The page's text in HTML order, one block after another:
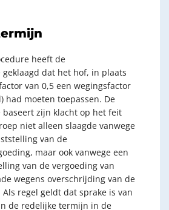
heeft de
dat het hof, in plaats
van 0,5 een wegingsfactor
had moeten toepassen. De
baseert zijn klacht op het feit
niet alleen slaagde vanwege
van de
maar ook vanwege een
van de vergoeding van
wegens overschrijding van de
regel geldt dat sprake is van
de redelijke termijn in de